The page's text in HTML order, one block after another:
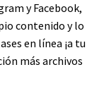
y Facebook,
contenido y lo
en línea ¡a tu
más archivos